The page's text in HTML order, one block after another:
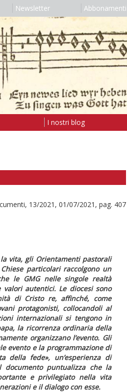
Newsletter Abbonamenti
I nostri blog
13/2021, 01/07/2021, pag. 407
vita, gli Orientamenti pastorali
particolari raccolgono un
le GMG nelle singole realtà
valori autentici. Le diocesi sono
di Cristo re, affinché, come
protagonisti, collocandoli al
internazionali si tengono in
la ricorrenza ordinaria della
organizzano l’evento. Gli
evento e la programmazione di
della fede», un’esperienza di
puntualizza che la
e privilegiato nella vita
e il dialogo con esse.